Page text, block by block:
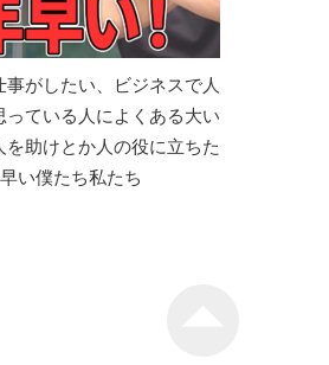
事がしたい、ビジネスで人
っている人によくある大い
を助けとか人の役に立ちた
い僕たち私たち